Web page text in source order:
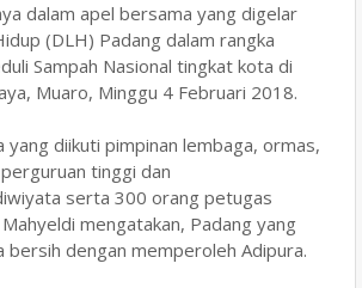
dalam apel bersama yang digelar
(DLH) Padang dalam rangka
Sampah Nasional tingkat kota di
Muaro, Minggu 4 Februari 2018.
yang diikuti pimpinan lembaga, ormas,
tinggi dan
serta 300 orang petugas
mengatakan, Padang yang
bersih dengan memperoleh Adipura.